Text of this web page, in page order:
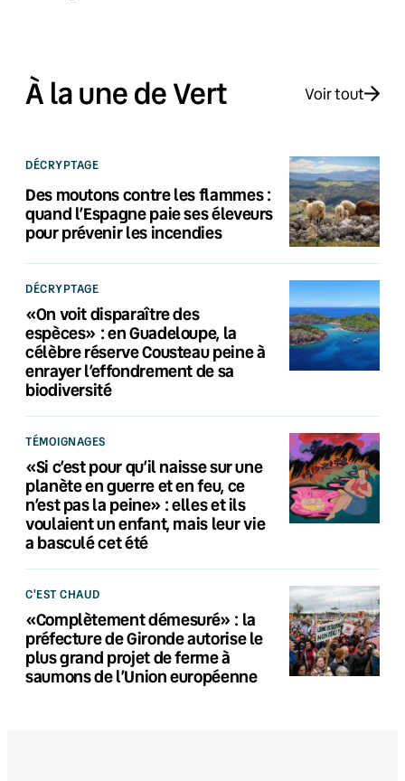
À la une de Vert Voir tout
DÉCRYPTAGE
Des moutons contre les flammes :
quand l’Espagne paie ses éleveurs
pour prévenir les incendies
DÉCRYPTAGE
«On voit disparaître des
espèces» : en Guadeloupe, la
célèbre réserve Cousteau peine à
enrayer l’effondrement de sa
biodiversité
TÉMOIGNAGES
«Si c’est pour qu’il naisse sur une
planète en guerre et en feu, ce
n’est pas la peine» : elles et ils
voulaient un enfant, mais leur vie
a basculé cet été
C'EST CHAUD
«Complètement démesuré» : la
préfecture de Gironde autorise le
plus grand projet de ferme à
saumons de l’Union européenne